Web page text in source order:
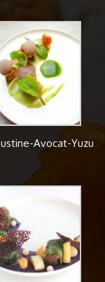
Avocat-Yuzu